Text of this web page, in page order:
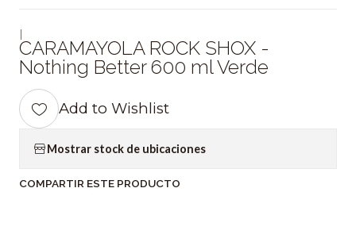
|
CARAMAYOLA ROCK SHOX -
Nothing Better 600 ml Verde
Add to Wishlist
Mostrar stock de ubicaciones
COMPARTIR ESTE PRODUCTO